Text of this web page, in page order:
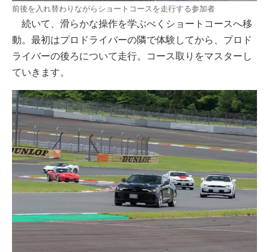
前後を入れ替わりながらショートコースを走行する参加者
続いて、滑らかな操作を学ぶべくショートコースへ移
動。最初はプロドライバーの隣で体験してから、プロド
ライバーの後ろについて走行。コース取りをマスターし
ていきます。